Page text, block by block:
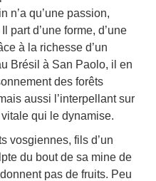
n’a qu’une passion,
part d’une forme, d’une
à la richesse d’un
Brésil à San Paolo, il en
des forêts
aussi l’interpellant sur
vitale qui le dynamise.
vosgiennes, fils d’un
du bout de sa mine de
pas de fruits. Peu